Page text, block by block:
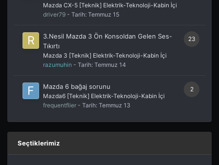
Mazda CX-5 [Teknik] Elektrik-Teknoloji-Kabin İçi
driver79 - Tarih: Temmuz 15
23
3.Nesil Mazda 3 Ön Konsoldan Gelen Ses-
Tıkırtı
Mazda 3 [Teknik] Elektrik-Teknoloji-Kabin İçi
razumuhin - Tarih: Temmuz 14
2
Mazda 6 bağaj sorunu
Mazda6 [Teknik] Elektrik-Teknoloji-Kabin İçi
frequentflier - Tarih: Temmuz 13
Seçtiklerimiz